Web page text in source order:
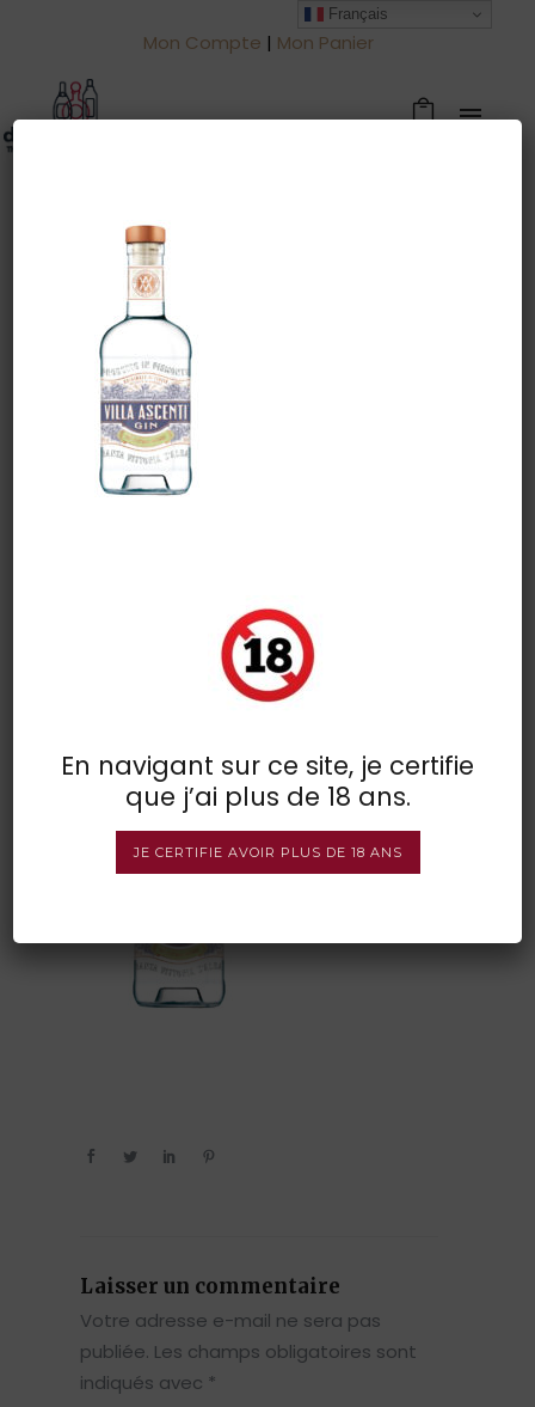
Mon Compte | Mon Panier
Warning: Trying to access array offset
on value of type null in
/htdocs/drinkjullien.be/wp-
content/themes/oshin/content.php
on line28
6 mars 2022
Laisser un commentaire
Votre adresse e-mail ne sera pas
publiée. Les champs obligatoires sont
indiqués avec *
Français
En navigant sur ce site, je certifie
que j’ai plus de 18 ans.
JE CERTIFIE AVOIR PLUS DE 18 ANS